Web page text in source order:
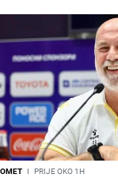
I PRIJE OKO 1H